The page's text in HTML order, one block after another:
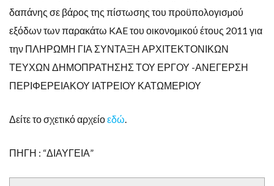
δαπάνης σε βάρος της πίστωσης του προϋπολογισµού
εξόδων των παρακάτω KAE του οικονοµικού έτους 2011 για
την ΠΛΗΡΩΜΗ ΓΙΑ ΣΥΝΤΑΞΗ ΑΡΧΙΤΕΚΤΟΝΙΚΩΝ
ΤΕΥΧΩΝ ΔΗΜΟΠΡΑΤΗΣΗΣ ΤΟΥ ΕΡΓΟΥ -ΑΝΕΓΕΡΣΗ
ΠΕΡΙΦΕΡΕΙΑΚΟΥ ΙΑΤΡΕΙΟΥ ΚΑΤΩΜΕΡΙΟΥ
Δείτε το σχετικό αρχείοεδώ
ΠΗΓΗ : “ΔΙΑΥΓΕΙΑ”